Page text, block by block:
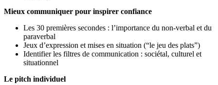
Mieux communiquer pour inspirer confiance
Les 30 premières secondes : l’importance du non-verbal et du
paraverbal
Jeux d’expression et mises en situation (“le jeu des plats”)
Identifier les filtres de communication : sociétal, culturel et
situationnel
Le pitch individuel